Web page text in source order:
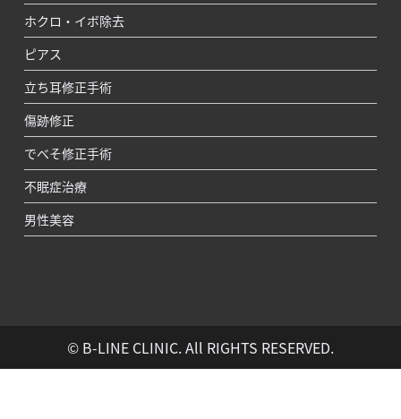
ホクロ・イボ除去
ピアス
立ち耳修正手術
傷跡修正
でべそ修正手術
不眠症治療
男性美容
© B-LINE CLINIC. All RIGHTS RESERVED.